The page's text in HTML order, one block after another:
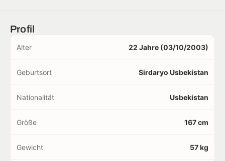
Profil
Alter 22 Jahre (03/10/2003)
Geburtsort Sirdaryo Usbekistan
Nationalität Usbekistan
Größe 167 cm
Gewicht 57 kg